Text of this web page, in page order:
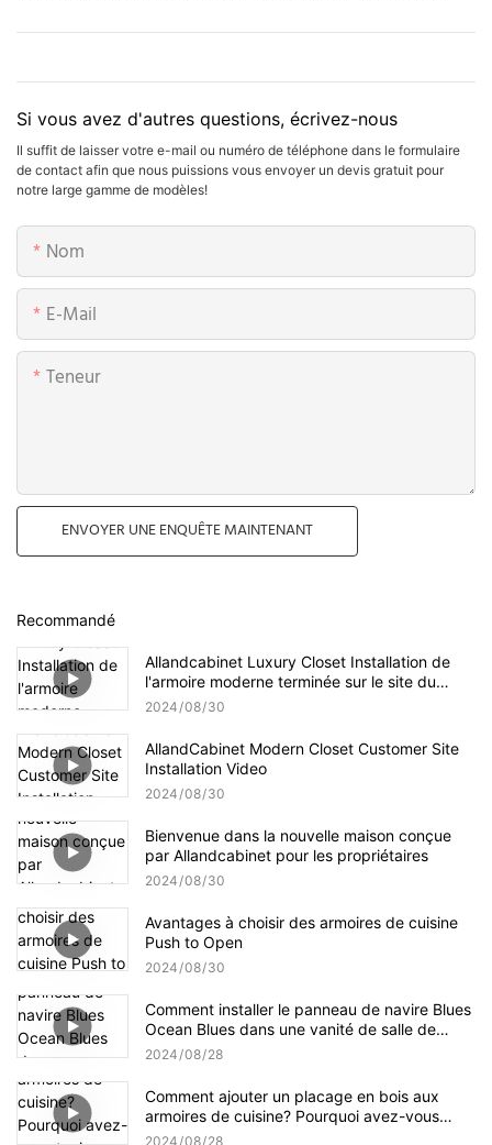
Si vous avez d'autres questions, écrivez-nous
Il suffit de laisser votre e-mail ou numéro de téléphone dans le formulaire
de contact afin que nous puissions vous envoyer un devis gratuit pour
notre large gamme de modèles!
Nom
E-Mail
Teneur
ENVOYER UNE ENQUÊTE MAINTENANT
Recommandé
Allandcabinet Luxury Closet Installation de
l'armoire moderne terminée sur le site du
client
2024 08 30
AllandCabinet Modern Closet Customer Site
Installation Video
2024 08 30
Bienvenue dans la nouvelle maison conçue
par Allandcabinet pour les propriétaires
2024 08 30
Avantages à choisir des armoires de cuisine
Push to Open
2024 08 30
Comment installer le panneau de navire Blues
Ocean Blues dans une vanité de salle de
bain？
2024 08 28
Comment ajouter un placage en bois aux
armoires de cuisine? Pourquoi avez-vous
toujours un placage des deux côtés d'un
2024 08 28